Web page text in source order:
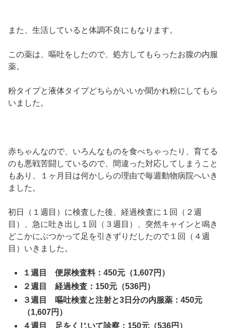
また、生活していると体調不良にもなります。
この薬は、嘔吐をしたので、処方してもらったお腹の内服
薬。
粉タイプと液体タイプどちらがいいか聞かれ粉にしてもら
いました。
赤ちゃんなので、いろんなものを食べちゃったり、育てる
のも悪戦苦闘しているので、間違った対応してしまうこと
もあり、１ヶ月目は何かしらの理由で毎週動物病院へいき
ました。
初日（１週目）に検査した後、経過検査に１回（２週
目）、急に吐き出し１回（３週目）、突然キャインと鳴き
どこかにぶつかって足を引きずりだしたので１回（４週
目）いきました。
１週目 便尿検査料：450元（1,607円）
２週目 経過検査：150元（536円）
３週目 嘔吐検査と注射と3日分の内服薬：450元
（1,607円）
４週目 足をくじいて診察：150元（536円）